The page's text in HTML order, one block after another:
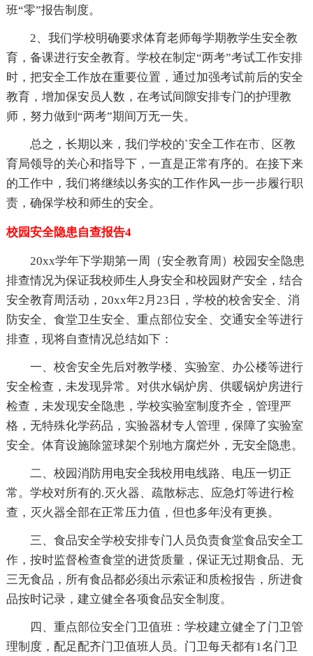
班“零”报告制度。
2、我们学校明确要求体育老师每学期教学生安全教
育，备课进行安全教育。学校在制定“两考”考试工作安排
时，把安全工作放在重要位置，通过加强考试前后的安全
教育，增加保安员人数，在考试间隙安排专门的护理教
师，努力做到“两考”期间万无一失。
总之，长期以来，我们学校的`安全工作在市、区教
育局领导的关心和指导下，一直是正常有序的。在接下来
的工作中，我们将继续以务实的工作作风一步一步履行职
责，确保学校和师生的安全。
校园安全隐患自查报告4
20xx学年下学期第一周（安全教育周）校园安全隐患
排查情况为保证我校师生人身安全和校园财产安全，结合
安全教育周活动，20xx年2月23日，学校的校舍安全、消
防安全、食堂卫生安全、重点部位安全、交通安全等进行
排查，现将自查情况总结如下：
一、校舍安全先后对教学楼、实验室、办公楼等进行
安全检查，未发现异常。对供水锅炉房、供暖锅炉房进行
检查，未发现安全隐患，学校实验室制度齐全，管理严
格，无特殊化学药品，实验器材专人管理，保障了实验室
安全。体育设施除篮球架个别地方腐烂外，无安全隐患。
二、校园消防用电安全我校用电线路、电压一切正
常。学校对所有的.灭火器、疏散标志、应急灯等进行检
查，灭火器全部在正常压力值，但也多年没有更换。
三、食品安全学校安排专门人员负责食堂食品安全工
作，按时监督检查食堂的进货质量，保证无过期食品、无
三无食品，所有食品都必须出示索证和质检报告，所进食
品按时记录，建立健全各项食品安全制度。
四、重点部位安全门卫值班：学校建立健全了门卫管
理制度，配足配齐门卫值班人员。门卫每天都有1名门卫